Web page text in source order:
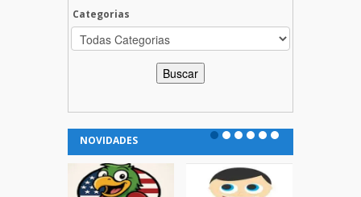
Categorias
NOVIDADES